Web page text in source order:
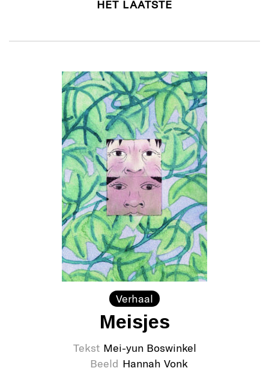
HET LAATSTE
Verhaal
Meisjes
Tekst Mei-yun Boswinkel
Beeld Hannah Vonk